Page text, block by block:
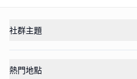
社群主題
熱門地點